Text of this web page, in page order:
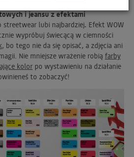
i jeansu z efektami
streetwear lubi najbardziej. Efekt WOW
wypróbuj świecącą w ciemności
, bo tego nie da się opisać, a zdjęcia ani
Nie mniejsze wrażenie robią farby
kolor po wystawieniu na działanie
to zobaczyć!